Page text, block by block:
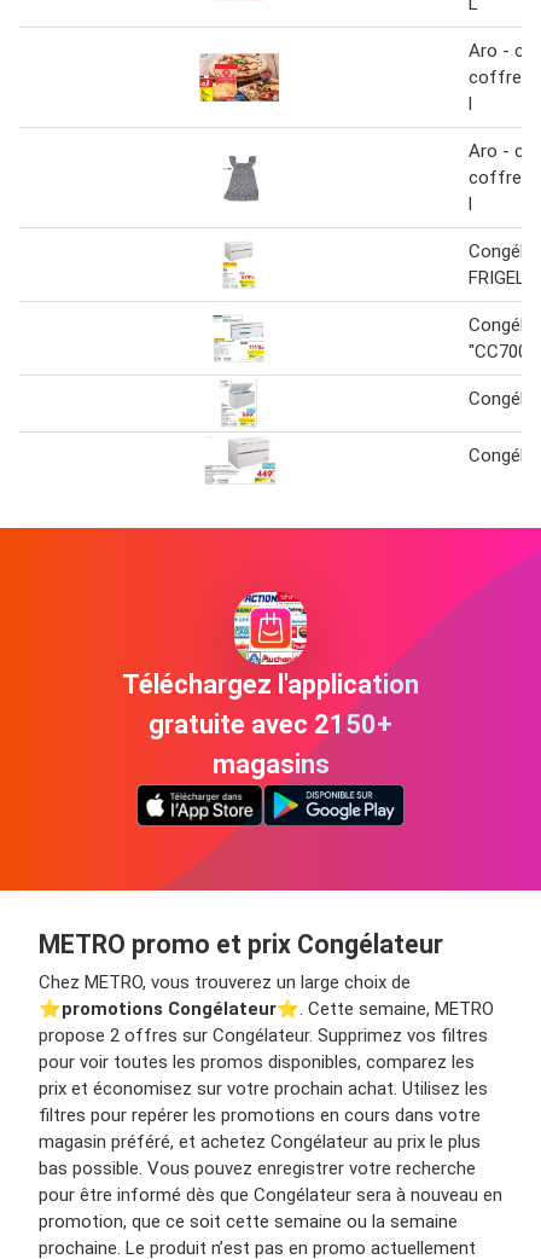
Aro -
coffre
l
Aro -
coffre
l
Téléchargez l'application
gratuite avec 2150+
magasins
METRO promo et prix Congélateur
Chez METRO, vous trouverez un large choix de
⭐️promotions Congélateur⭐️. Cette semaine, METRO
propose 2 offres sur Congélateur. Supprimez vos filtres
pour voir toutes les promos disponibles, comparez les
prix et économisez sur votre prochain achat. Utilisez les
filtres pour repérer les promotions en cours dans votre
magasin préféré, et achetez Congélateur au prix le plus
bas possible. Vous pouvez enregistrer votre recherche
pour être informé dès que Congélateur sera à nouveau en
promotion, que ce soit cette semaine ou la semaine
prochaine. Le produit n’est pas en promo actuellement